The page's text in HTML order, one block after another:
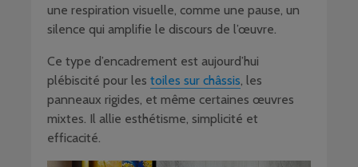
une respiration visuelle, comme une pause, un
silence qui amplifie le discours de l’œuvre.
Ce type d’encadrement est aujourd’hui
plébiscité pour les toiles sur châssis, les
panneaux rigides, et même certaines œuvres
mixtes. Il allie esthétisme, simplicité et
efficacité.